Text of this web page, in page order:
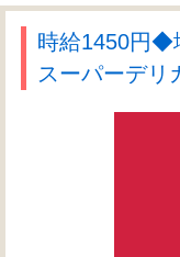
時給1450円
スーパーデリ